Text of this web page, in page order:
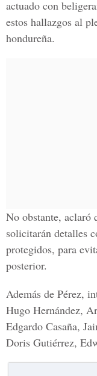
actuado con
estos hallazgos al
hondureña.
No obstante, aclaró
solicitarán detalles
protegidos, para
posterior.
Además de Pérez,
Hugo Hernández,
Edgardo Casaña,
Doris Gutiérrez,